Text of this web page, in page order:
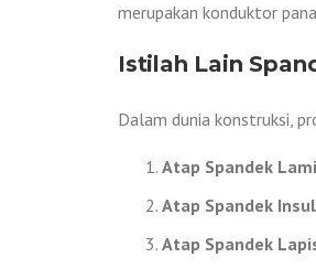
merupakan konduktor
Istilah Lain
Dalam dunia konstruksi,
Atap Spandek
Atap Spandek
Atap Spandek